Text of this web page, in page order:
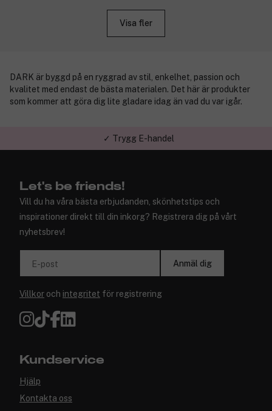
Visa fler
DARK är byggd på en ryggrad av stil, enkelhet, passion och
kvalitet med endast de bästa materialen. Det här är produkter
som kommer att göra dig lite gladare idag än vad du var igår.
✓ Trygg E-handel
Let's be friends!
Vill du ha våra bästa erbjudanden, skönhetstips och
inspirationer direkt till din inkorg? Registrera dig på vårt
nyhetsbrev!
E-post Anmäl dig
Villkor och integritet för registrering
Kundservice
Hjälp
Kontakta oss